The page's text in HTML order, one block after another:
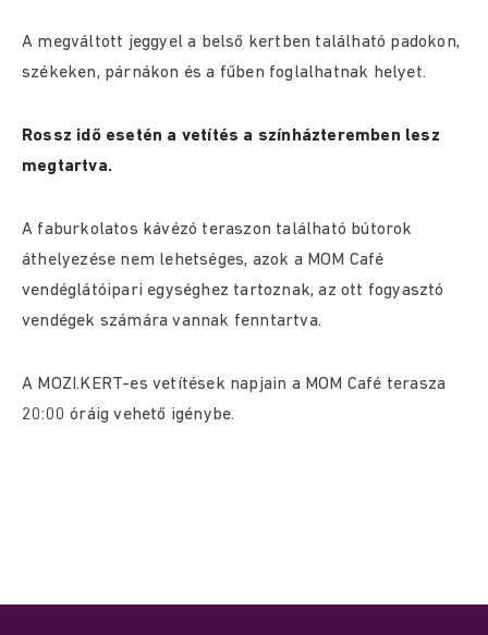
A megváltott jeggyel a belső kertben található padokon,
székeken, párnákon és a fűben foglalhatnak helyet.
Rossz idő esetén a vetítés a színházteremben lesz
megtartva.
A faburkolatos kávézó teraszon található bútorok
áthelyezése nem lehetséges, azok a MOM Café
vendéglátóipari egységhez tartoznak, az ott fogyasztó
vendégek számára vannak fenntartva.
A MOZI.KERT-es vetítések napjain a MOM Café terasza
20:00 óráig vehető igénybe.